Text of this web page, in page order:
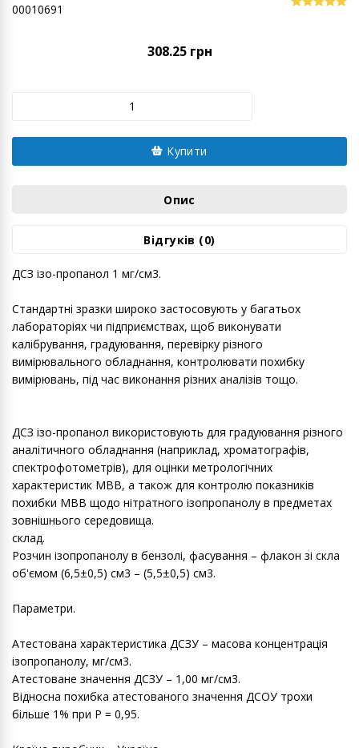
00010691
308.25 грн
Купити
Опис
Відгуків (0)
ДСЗ ізо-пропанол 1 мг/см3.
Стандартні зразки широко застосовують у багатьох
лабораторіях чи підприємствах, щоб виконувати
калібрування, градуювання, перевірку різного
вимірювального обладнання, контролювати похибку
вимірювань, під час виконання різних аналізів тощо.
ДСЗ ізо-пропанол використовують для градуювання різного
аналітичного обладнання (наприклад, хроматографів,
спектрофотометрів), для оцінки метрологічних
характеристик МВВ, а також для контролю показників
похибки МВВ щодо нітратного ізопропанолу в предметах
зовнішнього середовища.
склад.
Розчин ізопропанолу в бензолі, фасування – флакон зі скла
об'ємом (6,5±0,5) см3 – (5,5±0,5) см3.
Параметри.
Атестована характеристика ДСЗУ – масова концентрація
ізопропанолу, мг/см3.
Атестоване значення ДСЗУ – 1,00 мг/см3.
Відносна похибка атестованого значення ДСОУ трохи
більше 1% при Р = 0,95.